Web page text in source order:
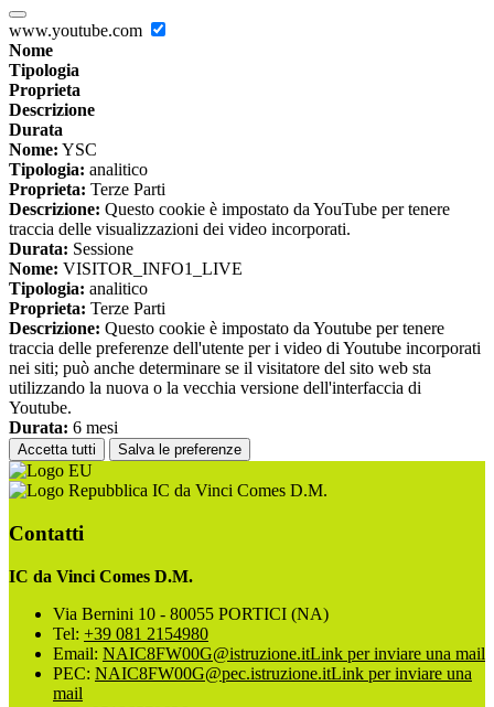
www.youtube.com
Nome
Tipologia
Proprieta
Descrizione
Durata
Nome: YSC
Tipologia: analitico
Proprieta: Terze Parti
Descrizione: Questo cookie è impostato da YouTube per tenere
traccia delle visualizzazioni dei video incorporati.
Durata: Sessione
Nome: VISITOR_INFO1_LIVE
Tipologia: analitico
Proprieta: Terze Parti
Descrizione: Questo cookie è impostato da Youtube per tenere
traccia delle preferenze dell'utente per i video di Youtube incorporati
nei siti; può anche determinare se il visitatore del sito web sta
utilizzando la nuova o la vecchia versione dell'interfaccia di
Youtube.
Durata: 6 mesi
Accetta tutti Salva le preferenze
IC da Vinci Comes D.M.
Contatti
IC da Vinci Comes D.M.
Via Bernini 10 - 80055 PORTICI (NA)
Tel: +39 081 2154980
Email: NAIC8FW00G@istruzione.itLink per inviare una mail
PEC: NAIC8FW00G@pec.istruzione.itLink per inviare una
mail